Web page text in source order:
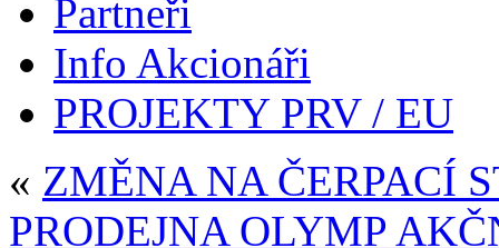
Partneři
Info Akcionáři
PROJEKTY PRV / EU
« ZMĚNA NA ČERPACÍ
PRODEJNA OLYMP